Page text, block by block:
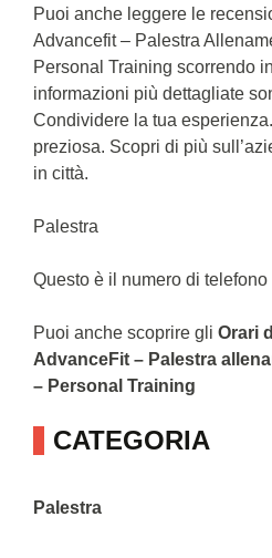
Puoi anche leggere le
Advancefit – Palestra
Personal Training scorrendo
informazioni più dettagliate
Condividere la tua
preziosa. Scopri di più
in città.
Palestra
Questo è il numero di
Puoi anche scoprire gli Orari
AdvanceFit – Palestra
– Personal Training
CATEGORIA
Palestra